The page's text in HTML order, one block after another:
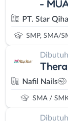
-
PT. Star
SMP, SMA/
Nafil Nails
SMA /